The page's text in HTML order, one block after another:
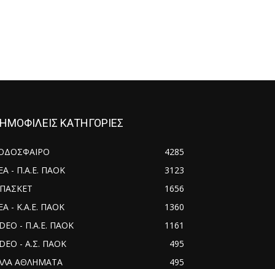
ΚΑΤΗΓΟΡΙΕΣ
4285
- Π.Α.Ε. ΠΑΟΚ
3123
1656
- Κ.Α.Ε. ΠΑΟΚ
1360
- Π.Α.Ε. ΠΑΟΚ
1161
- Α.Σ. ΠΑΟΚ
495
ΑΘΛΗΜΑΤΑ
495